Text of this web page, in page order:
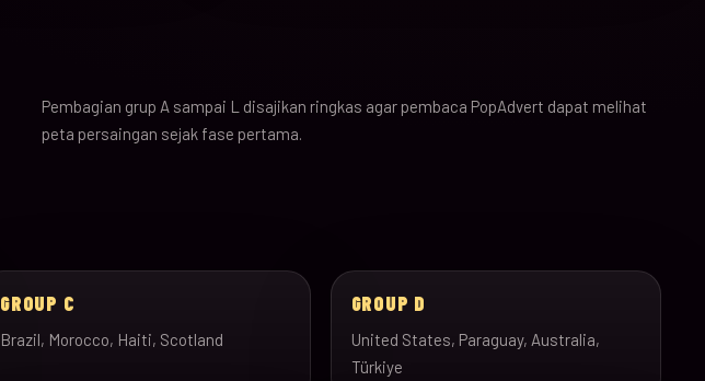
Pembagian grup A sampai L disajikan ringkas agar pembaca PopAdvert dapat melihat
peta persaingan sejak fase pertama.
GROUP C
Brazil, Morocco, Haiti, Scotland
GROUP D
United States, Paraguay, Australia,
Türkiye